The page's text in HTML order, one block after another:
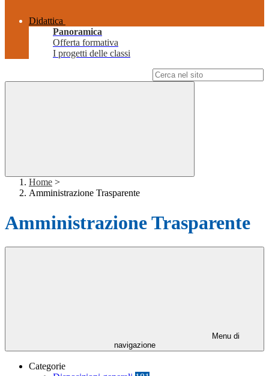
Didattica
Panoramica
Offerta formativa
I progetti delle classi
Home >
Amministrazione Trasparente
Amministrazione Trasparente
Menu di
navigazione
Categorie